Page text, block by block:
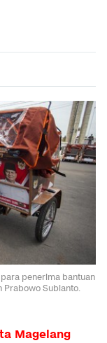
penerima bantuan
Subianto.
Magelang